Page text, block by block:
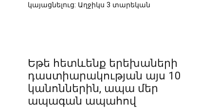
կայացնելուց: Աղջիկս 3 տարեկան
Եթե հետևենք երեխաների
դաստիարակության այս 10
կանոններին, ապա մեր
ապագան ապահով